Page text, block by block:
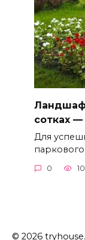
сотках
Для
0
© 2026